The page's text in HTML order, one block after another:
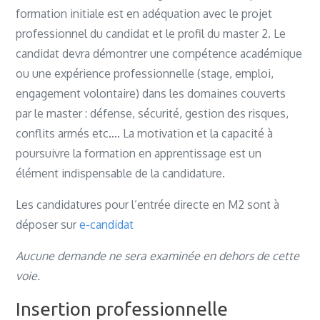
formation initiale est en adéquation avec le projet
professionnel du candidat et le profil du master 2. Le
candidat devra démontrer une compétence académique
ou une expérience professionnelle (stage, emploi,
engagement volontaire) dans les domaines couverts
par le master : défense, sécurité, gestion des risques,
conflits armés etc…. La motivation et la capacité à
poursuivre la formation en apprentissage est un
élément indispensable de la candidature.
Les candidatures pour l’entrée directe en M2 sont à
déposer sure-candidat
Aucune demande ne sera examinée en dehors de cette
voie.
Insertion professionnelle